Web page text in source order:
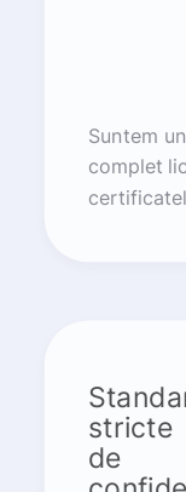
Suntem
complet
stricte
de